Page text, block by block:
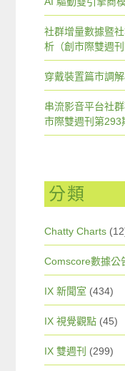
社群增量數據暨
析（創市際雙週刊
穿戴裝置篇市調
串流影音平台社
市際雙週刊第293
分類
Chatty Charts
Comscore數據公
IX 新聞室 (434)
IX 視覺觀點 (45)
IX 雙週刊 (299)